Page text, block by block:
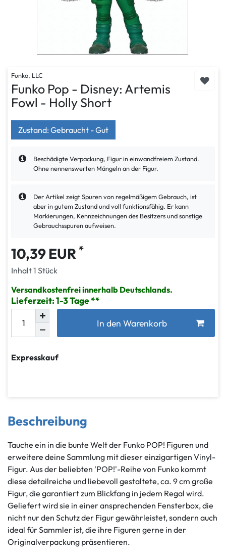
Funko, LLC
Funko Pop - Disney: Artemis
Fowl - Holly Short
Beschädigte Verpackung, Figur in einwandfreiem Zustand.
Ohne nennenswerten Mängeln an der Figur.
Zustand: Gebraucht - Gut
Der Artikel zeigt Spuren von regelmäßigem Gebrauch, ist
aber in gutem Zustand und voll funktionsfähig. Er kann
Markierungen, Kennzeichnungen des Besitzers und sonstige
Gebrauchsspuren aufweisen.
10,39 EUR *
Inhalt1 Stück
Versandkostenfrei innerhalb Deutschlands.
Lieferzeit: 1-3 Tage
In den Warenkorb
Expresskauf
Beschreibung
Tauche ein in die bunte Welt der Funko POP! Figuren und
erweitere deine Sammlung mit dieser einzigartigen Vinyl-
Figur. Aus der beliebten 'POP!'-Reihe von Funko kommt
diese detailreiche und liebevoll gestaltete, ca. 9 cm große
Figur, die garantiert zum Blickfang in jedem Regal wird.
Geliefert wird sie in einer ansprechenden Fensterbox, die
nicht nur den Schutz der Figur gewährleistet, sondern auch
ideal für Sammler ist, die ihre Figuren gerne in der
Originalverpackung präsentieren.